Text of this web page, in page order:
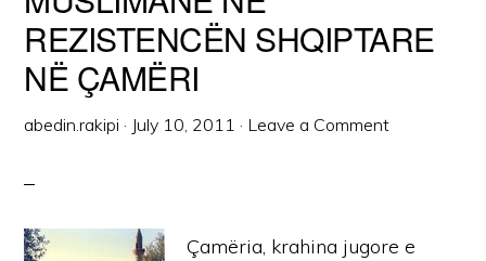
REZISTENCËN SHQIPTARE
NË ÇAMËRI
abedin.rakipi · July 10, 2011 · Leave a Comment
Çamëria, krahina jugore e